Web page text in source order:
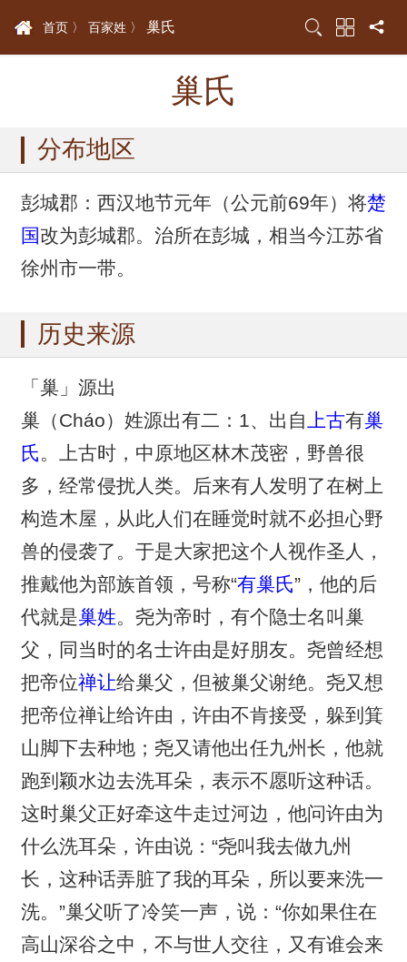
首页 〉 百家姓 〉 巢氏
巢氏
分布地区
彭城郡：西汉地节元年（公元前69年）将楚
国改为彭城郡。治所在彭城，相当今江苏省
徐州市一带。
历史来源
「巢」源出
巢（Cháo）姓源出有二：1、出自
上古有巢
氏。上古时，中原地区林木茂密，野兽很
多，经常侵扰人类。后来有人发明了在树上
构造木屋，从此人们在睡觉时就不必担心野
兽的侵袭了。于是大家把这个人视作圣人，
推戴他为部族首领，号称“有巢氏”，他的后
代就是巢姓。尧为帝时，有个隐士名叫巢
父，同当时的名士许由是好朋友。尧曾经想
把帝位禅让给巢父，但被巢父谢绝。尧又想
把帝位禅让给许由，许由不肯接受，躲到箕
山脚下去种地；尧又请他出任九州长，他就
跑到颖水边去洗耳朵，表示不愿听这种话。
这时巢父正好牵这牛走过河边，他问许由为
什么洗耳朵，许由说：“尧叫我去做九州
长，这种话弄脏了我的耳朵，所以要来洗一
洗。”巢父听了冷笑一声，说：“你如果住在
高山深谷之中，不与世人交往，又有谁会来